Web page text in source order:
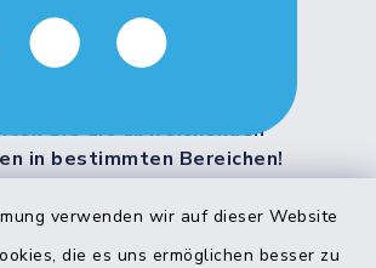
verwenden wir auf dieser Website
die es uns ermöglichen besser zu
Sie die abweichenden
in bestimmten Bereichen!